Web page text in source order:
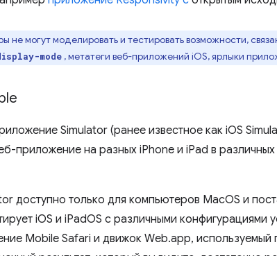
не могут моделировать и тестировать возможности,
mode , метатеги веб-приложений iOS, ярлыки
Simulator (ранее известное как iOS
приложение на разных iPhone и iPad в
доступно только для компьютеров MacOS и
iOS и iPadOS с различными конфигурациями
Mobile Safari и движок Web.app, используемый